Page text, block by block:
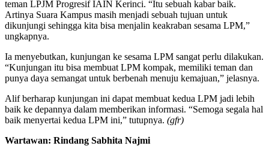
teman LPJM Progresif IAIN Kerinci. “Itu sebuah kabar baik.
Artinya Suara Kampus masih menjadi sebuah tujuan untuk
dikunjungi sehingga kita bisa menjalin keakraban sesama LPM,”
ungkapnya.
Ia menyebutkan, kunjungan ke sesama LPM sangat perlu dilakukan.
“Kunjungan itu bisa membuat LPM kompak, memiliki teman dan
punya daya semangat untuk berbenah menuju kemajuan,” jelasnya.
Alif berharap kunjungan ini dapat membuat kedua LPM jadi lebih
baik ke depannya dalam memberikan informasi. “Semoga segala hal
baik menyertai kedua LPM ini,” tutupnya. (gfr)
Wartawan: Rindang Sabhita Najmi